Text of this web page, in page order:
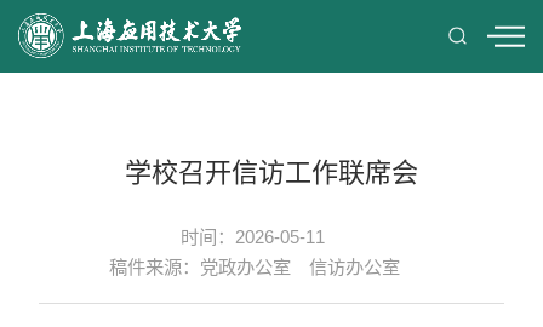
学校召开信访工作联席会
时间：2026-05-11
稿件来源：党政办公室 信访办公室